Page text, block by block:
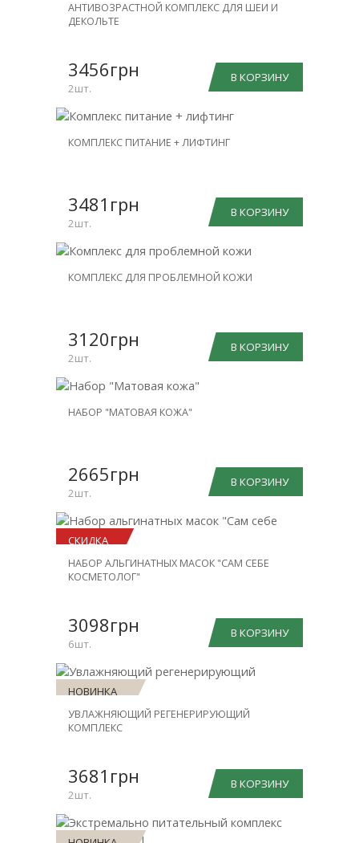
СКИДКА
АНТИВОЗРАСТНОЙ КОМПЛЕКС ДЛЯ ШЕИ И
ДЕКОЛЬТЕ
В КОРЗИНУ
3456грн
2шт.
НОВИНКА
-26%
КОМПЛЕКС ПИТАНИЕ + ЛИФТИНГ
В КОРЗИНУ
3481грн
2шт.
НОВИНКА
-26%
КОМПЛЕКС ДЛЯ ПРОБЛЕМНОЙ КОЖИ
В КОРЗИНУ
3120грн
2шт.
НОВИНКА
-25%
НАБОР "МАТОВАЯ КОЖА"
В КОРЗИНУ
2665грн
2шт.
СКИДКА
-23%
НАБОР АЛЬГИНАТНЫХ МАСОК "САМ СЕБЕ
КОСМЕТОЛОГ"
В КОРЗИНУ
3098грн
6шт.
НОВИНКА
СКИДКА
УВЛАЖНЯЮЩИЙ РЕГЕНЕРИРУЮЩИЙ
КОМПЛЕКС
В КОРЗИНУ
3681грн
2шт.